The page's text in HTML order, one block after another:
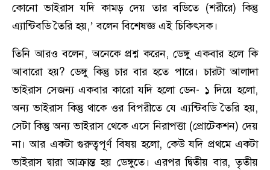
কোনো ভাইরাস যদি কামড় দেয় তার বডিতে (শরীরে) কিন্তু
এ্যান্টিবডি তৈরি হয়,’ বলেন বিশেষজ্ঞ এই চিকিৎসক।
তিনি আরও বলেন, অনেকে প্রশ্ন করেন, ডেঙ্গু একবার হলে কি
আবারো হয়? ডেঙ্গু কিন্তু চার বার হতে পারে। চারটা আলাদা
ভাইরাস সেজন্য একবার কারো যদি হলো ডেন- ১ দিয়ে হলো,
অন্য ভাইরাস কিন্তু থাকে ওর বিপরীতে যে এ্যন্টিবডি তৈরি হয়,
সেটা কিন্তু অন্য ভাইরাস থেকে এসে নিরাপত্তা (প্রোটেকশন) দেয়
না। আর একটা গুরুত্বপূর্ণ বিষয় হলো, কেউ যদি প্রথমে একটা
ভাইরাস দ্বারা আক্রান্ত হয় ডেঙ্গুতে। এরপর দ্বিতীয় বার, তৃতীয়